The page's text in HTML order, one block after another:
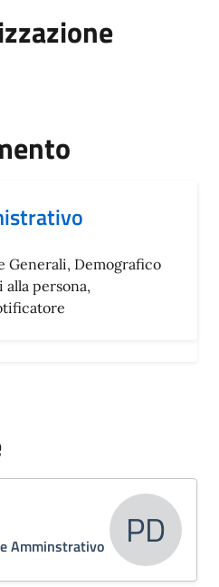
Generali, Demografico
persona,
Amminstrativo PD